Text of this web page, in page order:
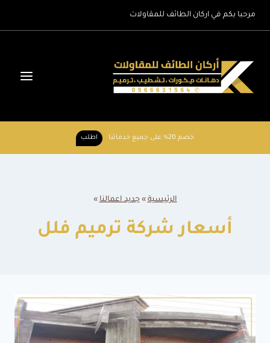
مرحبا بكم في اركان الطائف للمقاولات
خصم 20% على جميع خدماتنا اطلب
الرئيسية »جديد اعمالنا »
أسعار شركة ترميم فلل